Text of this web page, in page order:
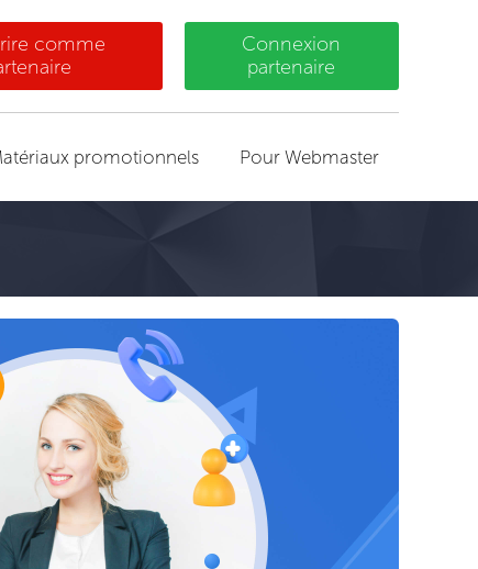
comme
Connexion
partenaire
promotionnels Pour Webmaster